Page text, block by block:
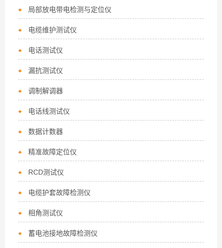
局部放电带电检测与定位仪
电缆维护测试仪
电话测试仪
漏抗测试仪
调制解调器
电话线测试仪
数据计数器
精准故障定位仪
RCD测试仪
电缆护套故障检测仪
相角测试仪
蓄电池接地故障检测仪